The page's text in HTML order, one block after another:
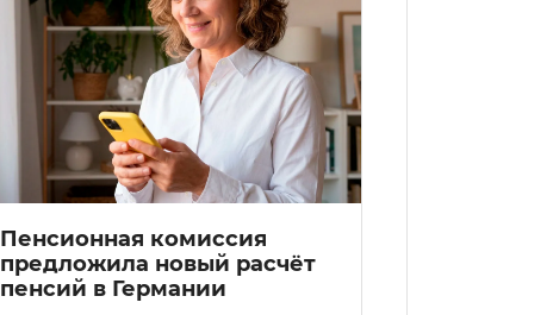
Пенсионная комиссия
предложила новый расчёт
пенсий в Германии